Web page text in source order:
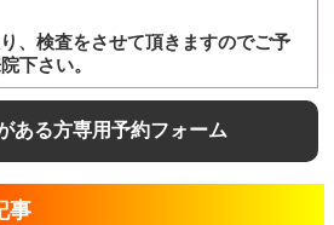
、検査をさせて頂きますのでご予
下さい。
ある方専用予約フォーム
事